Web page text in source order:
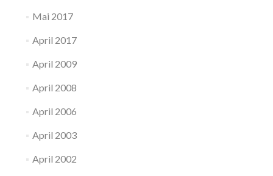
Mai 2017
April 2017
April 2009
April 2008
April 2006
April 2003
April 2002